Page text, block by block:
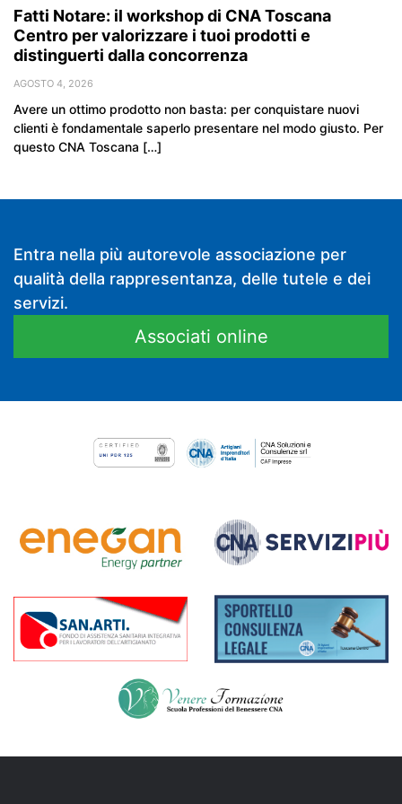
Fatti Notare: il workshop di CNA Toscana
Centro per valorizzare i tuoi prodotti e
distinguerti dalla concorrenza
AGOSTO 4, 2026
Avere un ottimo prodotto non basta: per conquistare nuovi
clienti è fondamentale saperlo presentare nel modo giusto. Per
questo CNA Toscana […]
Entra nella più autorevole associazione per
qualità della rappresentanza, delle tutele e dei
servizi.
Associati online